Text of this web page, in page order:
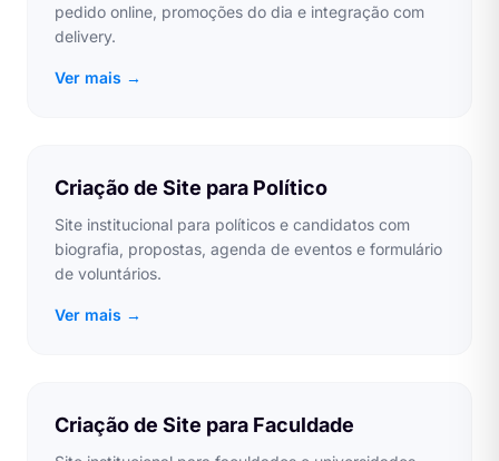
pedido online, promoções do dia e integração com
delivery.
Ver mais →
Criação de Site para Político
Site institucional para políticos e candidatos com
biografia, propostas, agenda de eventos e formulário
de voluntários.
Ver mais →
Criação de Site para Faculdade